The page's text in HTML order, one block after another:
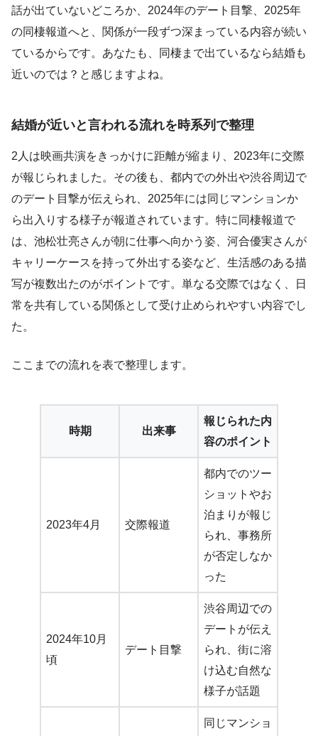
話が出ていないどころか、2024年のデート目撃、2025年
の同棲報道へと、関係が一段ずつ深まっている内容が続い
ているからです。あなたも、同棲まで出ているなら結婚も
近いのでは？と感じますよね。
結婚が近いと言われる流れを時系列で整理
2人は映画共演をきっかけに距離が縮まり、2023年に交際
が報じられました。その後も、都内での外出や渋谷周辺で
のデート目撃が伝えられ、2025年には同じマンションか
ら出入りする様子が報道されています。特に同棲報道で
は、池松壮亮さんが朝に仕事へ向かう姿、河合優実さんが
キャリーケースを持って外出する姿など、生活感のある描
写が複数出たのがポイントです。単なる交際ではなく、日
常を共有している関係として受け止められやすい内容でし
た。
ここまでの流れを表で整理します。
時期 出来事
報じられた内
容のポイント
2023年4月 交際報道
都内でのツー
ショットやお
泊まりが報じ
られ、事務所
が否定しなか
った
2024年10月
頃
デート目撃
渋谷周辺での
デートが伝え
られ、街に溶
け込む自然な
様子が話題
同じマンショ